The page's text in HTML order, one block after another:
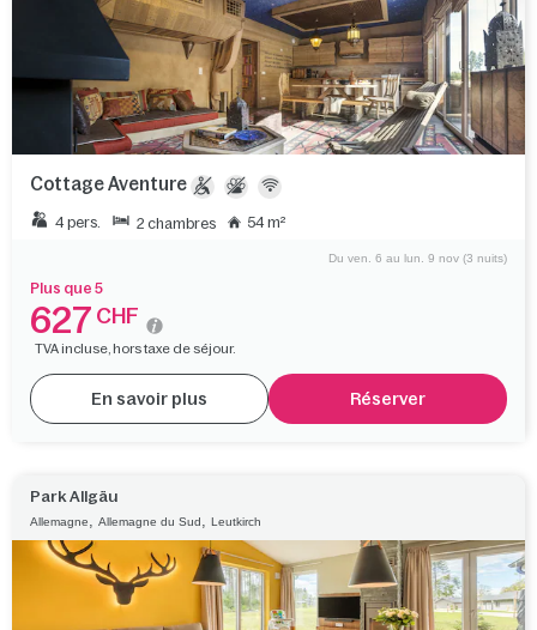
Cottage Aventure
4 pers. 2 chambres 54 m²
Plus que 5
Du ven. 6 au lun. 9 nov (3 nuits)
627 CHF
TVA incluse, hors taxe de séjour.
En savoir plus Réserver
Park Allgäu
Allemagne Allemagne du Sud Leutkirch